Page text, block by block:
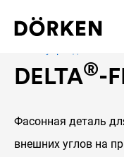
DELTA®-
Фасонная деталь
внешних углов на